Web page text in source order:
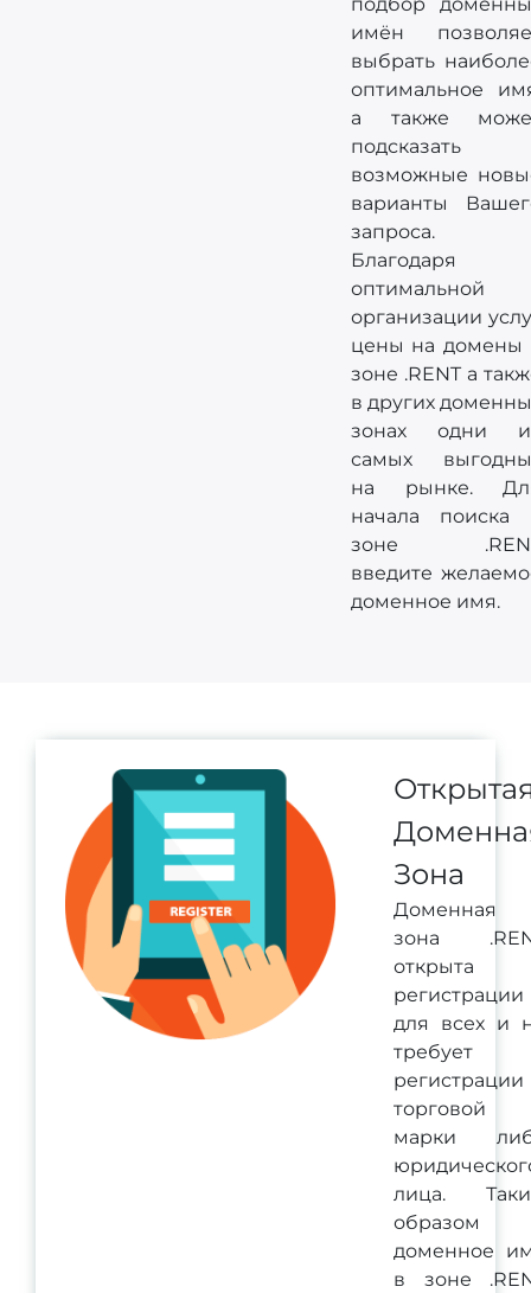
подбор
имён
выбрать
оптимальное
а также
подсказать
возможные
варианты
запроса.
Благодаря
оптимальной
организации
цены на домены
зоне .RENT а
в других
зонах одни
самых
на рынке.
начала поиска
зоне
введите
доменное имя.
Зона
Доменная
зона
открыта
регистрации
для всех и
требует
регистрации
торговой
марки
лица.
образом
доменное
в зоне